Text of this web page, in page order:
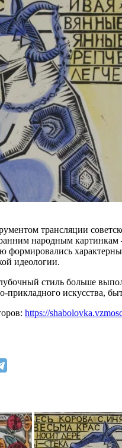
трансляции
народным
идеологии.
стиль больше
прикладного искусства,
https://